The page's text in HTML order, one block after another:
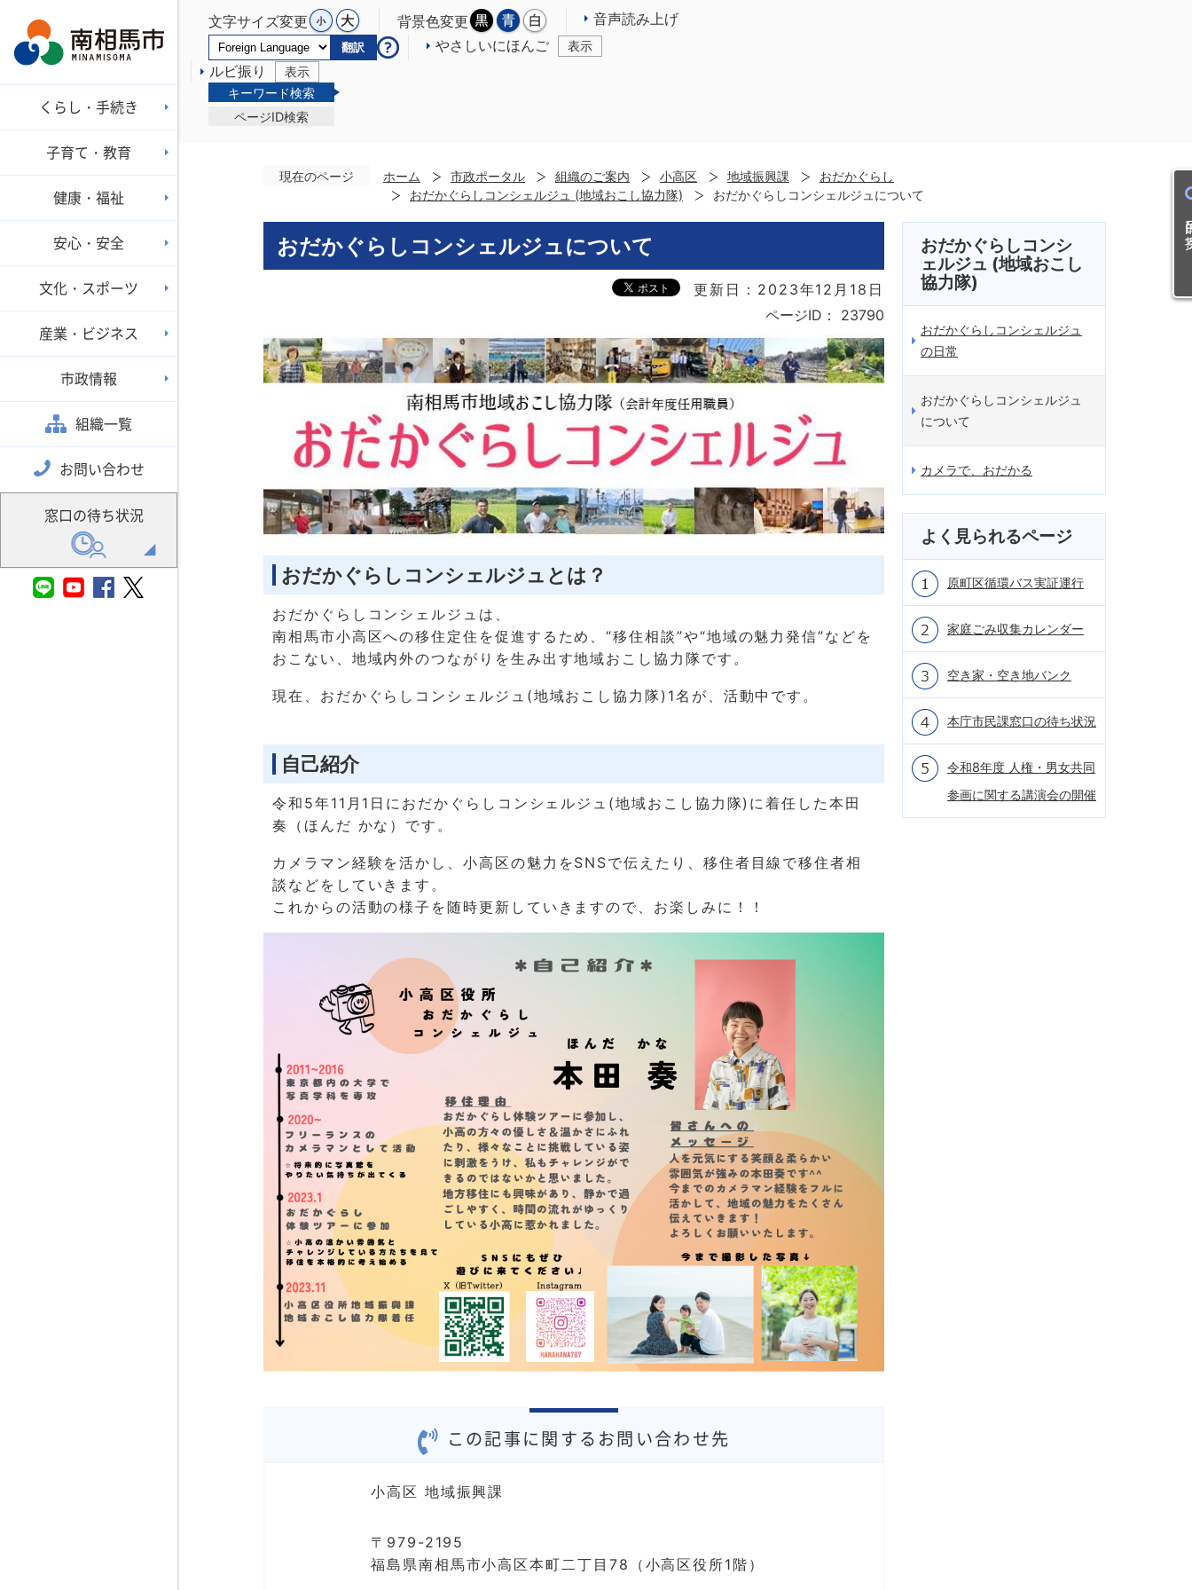
文字サイズ変更 背景色変更 音声読み上げ
翻訳 やさしいにほんご 表示
ルビ振り
表示
キーワード検索
ページID検索
くらし・手続き
子育て・教育
健康・福祉
安心・安全
文化・スポーツ
産業・ビジネス
市政情報
組織一覧
お問い合わせ
窓口の待ち状況
目
現在のページ ホーム 市政ポータル 組織のご案内 小高区 地域振興課
おだかぐらし
おだかぐらしコンシェルジュ (地域おこし協力隊)
おだかぐらしコンシェルジュについて
おだかぐらしコンシェルジュについて
更新日：2023年12月18日
ページID：
23790
おだかぐらしコンシェルジュとは？
おだかぐらしコンシェルジュは、
南相馬市小高区への移住定住を促進するため、“移住相談”や“地域の魅力発信”などを
おこない、地域内外のつながりを生み出す地域おこし協力隊です。
現在、おだかぐらしコンシェルジュ(地域おこし協力隊)1名が、活動中です。
自己紹介
令和5年11月1日におだかぐらしコンシェルジュ(地域おこし協力隊)に着任した本田
奏（ほんだ かな）です。
カメラマン経験を活かし、小高区の魅力をSNSで伝えたり、移住者目線で移住者相
談などをしていきます。
これからの活動の様子を随時更新していきますので、お楽しみに！！
この記事に関するお問い合わせ先
小高区 地域振興課
〒979-2195
福島県南相馬市小高区本町二丁目78（小高区役所1階）
おだかぐらしコンシ
ェルジュ (地域おこし
協力隊)
おだかぐらしコンシェルジュ
の日常
おだかぐらしコンシェルジュ
について
カメラで、おだかる
よく見られるページ
原町区循環バス実証運行
家庭ごみ収集カレンダー
空き家・空き地バンク
本庁市民課窓口の待ち状況
令和8年度 人権・男女共同
参画に関する講演会の開催